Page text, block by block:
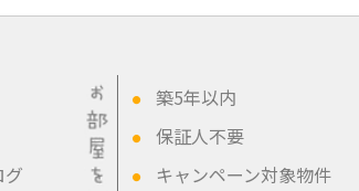
グ
● 築5年以内
● 保証人不要
● キャンペーン対象物件